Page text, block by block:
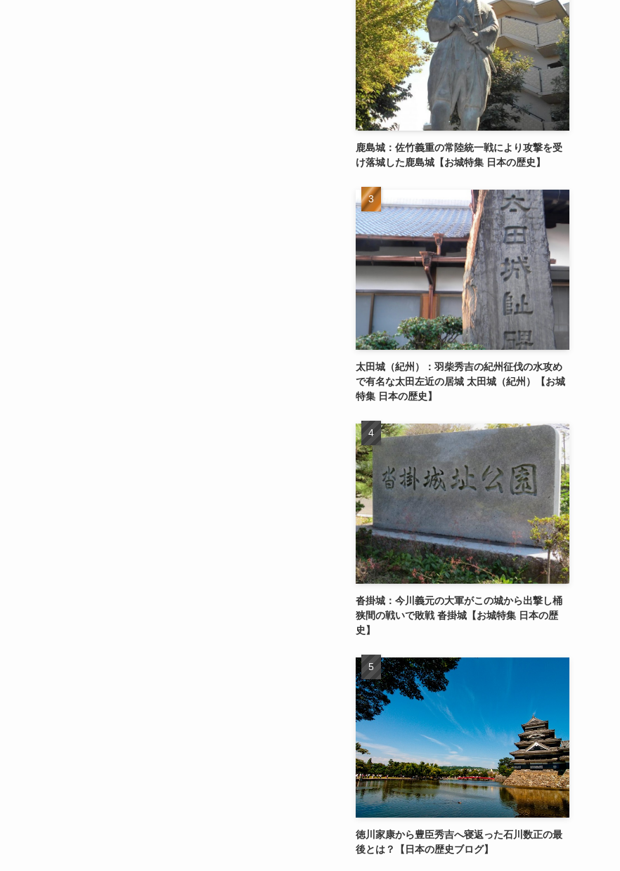
鹿島城：佐竹義重の常陸統一戦により攻撃を受
け落城した鹿島城【お城特集 日本の歴史】
太田城（紀州）：羽柴秀吉の紀州征伐の水攻め
で有名な太田左近の居城 太田城（紀州）【お城
特集 日本の歴史】
沓掛城：今川義元の大軍がこの城から出撃し桶
狭間の戦いで敗戦 沓掛城【お城特集 日本の歴
史】
徳川家康から豊臣秀吉へ寝返った石川数正の最
後とは？【日本の歴史ブログ】